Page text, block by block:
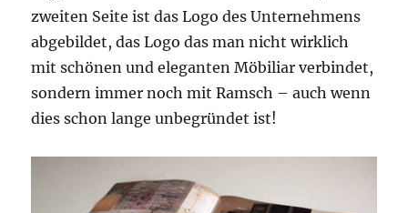
zweiten Seite ist das Logo des Unternehmens
abgebildet, das Logo das man nicht wirklich
mit schönen und eleganten Möbiliar verbindet,
sondern immer noch mit Ramsch – auch wenn
dies schon lange unbegründet ist!